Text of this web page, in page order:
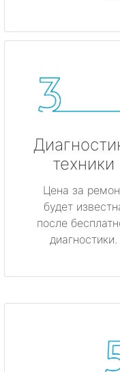
техники
Цена за
будет
после
диагностики.